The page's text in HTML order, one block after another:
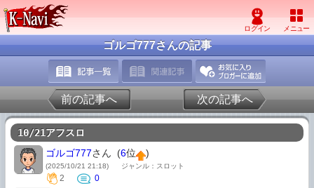
ゴルゴ777さんの記事
前の記事へ 次の記事へ
10/21アフスロ
ゴルゴ777さん (6位 )
(2025/10/21 21:18) ジャンル：スロット
2
0